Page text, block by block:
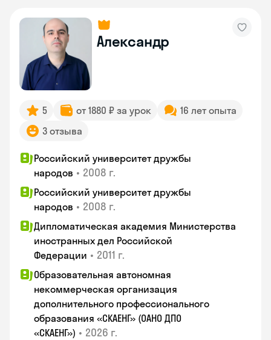
Александр
5 от 1880 ₽ за урок
16 лет опыта
3 отзыва
Российский университет дружбы
народов • 2008 г.
Российский университет дружбы
народов • 2008 г.
Дипломатическая академия Министерства
иностранных дел Российской
Федерации • 2011 г.
Образовательная автономная
некоммерческая организация
дополнительного профессионального
образования «СКАЕНГ» (ОАНО ДПО
«СКАЕНГ») • 2026 г.